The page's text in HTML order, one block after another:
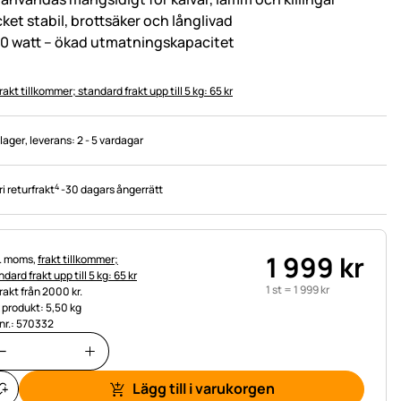
stabil, brottsäker och långlivad
watt – ökad utmatningskapacitet
tillkommer; standard frakt upp till 5 kg: 65 kr
, leverans:2 - 5 vardagar
returfrakt4-30 dagars ångerrätt
moms,frakt tillkommer;
frakt upp till 5 kg: 65 kr
från 2000 kr.
5,50 kg
570332
1 999 kr
1 st =1 999kr
Lägg till i varukorgen